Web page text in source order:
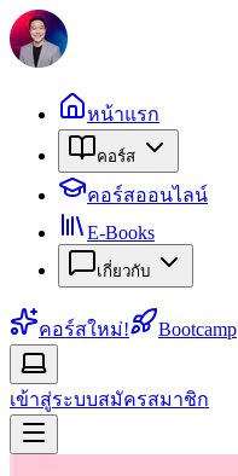
หน้าแรก
คอร์ส
คอร์สออนไลน์
E-Books
เกี่ยวกับ
คอร์สใหม่! Bootcamp
เข้าสู่ระบบสมัครสมาชิก